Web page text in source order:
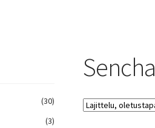
Sencha
(30)
(3)